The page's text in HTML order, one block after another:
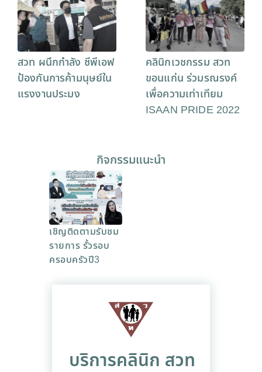
สวท ผนึกกำลัง ซีพีเอฟ
ป้องกันการค้ามนุษย์ใน
แรงงานประมง
คลินิกเวชกรรม สวท
ขอนแก่น ร่วมรณรงค์
เพื่อความเท่าเทียม
ISAAN PRIDE 2022
กิจกรรมแนะนำ
เชิญติดตามรับชม
รายการ รั้วรอบ
ครอบครัวปี3